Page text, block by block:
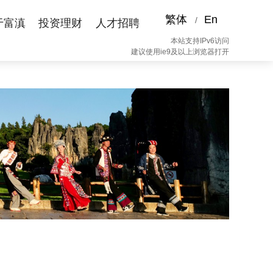
本站支持IPv6访问
建议使用ie9及以上浏览器打开
富滇 投资理财 人才招聘 繁体 / En